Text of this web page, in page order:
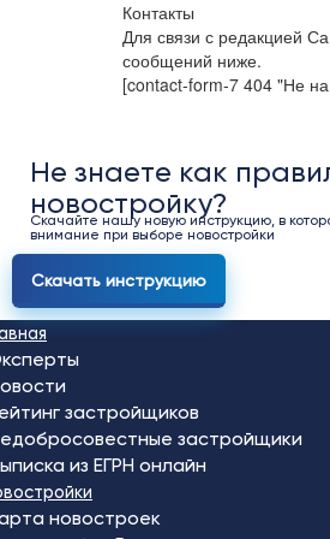
Контакты
Для связи с редакцией
сообщений ниже.
[contact-form-7 404 "Не
Не знаете как
новостройку?
Скачайте нашу новую инструкцию, в
внимание при выборе новостройки
Скачать инструкцию
застройщиков
застройщики
из ЕГРН онлайн
новостроек